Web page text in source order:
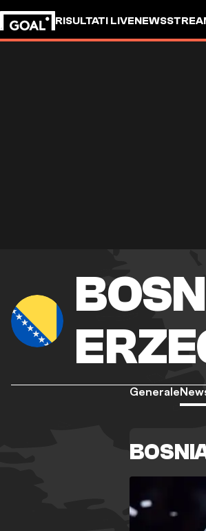
RISULTATI LIVENEWS
Generale